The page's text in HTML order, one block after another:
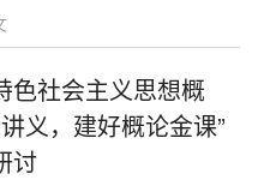
色社会主义思想概
义，建好概论金课”
讨